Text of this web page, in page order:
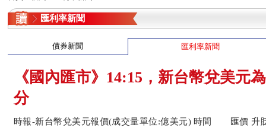
匯利率新聞
債券新聞 匯利率新聞
《國內匯市》14:15，新台幣兌美元
分
時報-新台幣兌美元報價(成交量單位:億美元) 時間 匯價